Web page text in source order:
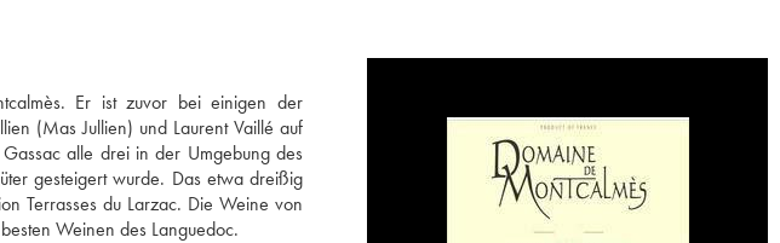
Er ist zuvor bei einigen der
(Mas Jullien) und Laurent Vaillé auf
alle drei in der Umgebung des
gesteigert wurde. Das etwa dreißig
Terrasses du Larzac. Die Weine von
Weinen des Languedoc.